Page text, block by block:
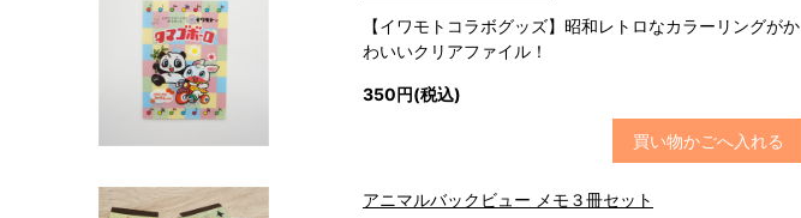
【イワモトコラボグッズ】昭和レトロなカラーリングがか
わいいクリアファイル！
350円(税込)
買い物かごへ入れる
アニマルバックビュー メモ３冊セット